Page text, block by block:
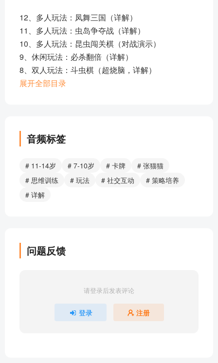
12、多人玩法：凤舞三国（详解）
11、多人玩法：虫岛争夺战（详解）
10、多人玩法：昆虫闯关棋（对战演示）
9、休闲玩法：必杀翻倍（详解）
8、双人玩法：斗虫棋（超烧脑，详解）
7、休闲玩法：抽内鬼（详解）
3、多人玩法：昆虫闯关棋（玩法研究）
2、单人玩法：一骑闯雄关！（详解）
1、基础规则+双人玩法（详解）
部分目录展示 ▶ 下载后解锁 12 首完整音频
展开全部目录
音频标签
# 11-14岁 # 7-10岁 # 卡牌
# 张猫猫
# 思维训练
# 玩法 # 社交互动
# 策略培养
# 详解
问题反馈
请登录后发表评论
登录 注册